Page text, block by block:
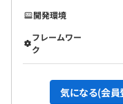
開発環境
フレームワー
ク
気になる(会員